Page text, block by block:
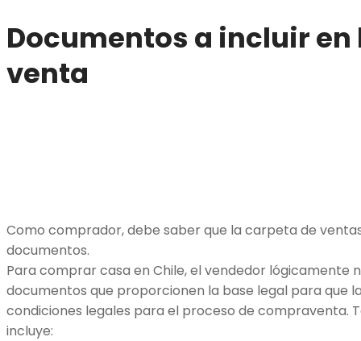
Documentos a incluir
venta
Como comprador, debe saber que la carpeta de
documentos.
Para comprar casa en Chile, el vendedor lógicamente
documentos que proporcionen la base legal para que
condiciones legales para el proceso de compraventa.
incluye: